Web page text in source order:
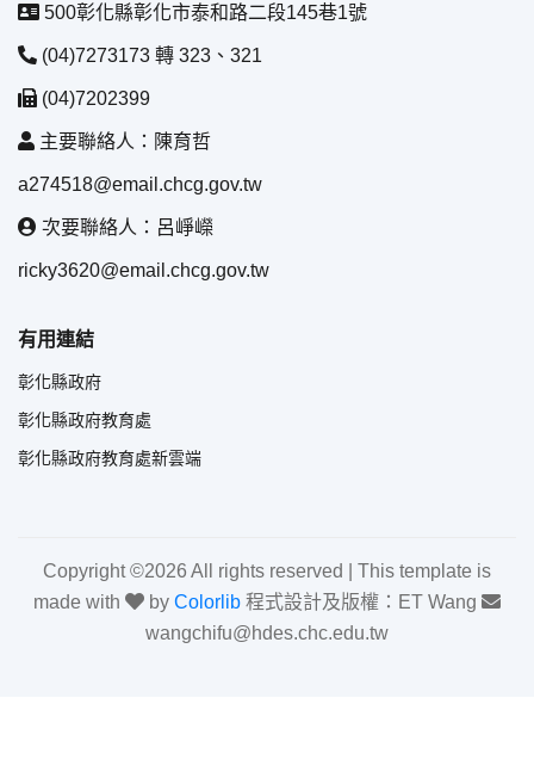
500彰化縣彰化市泰和路二段145巷1號
(04)7273173 轉 323、321
(04)7202399
主要聯絡人：陳育哲
a274518@email.chcg.gov.tw
次要聯絡人：呂崢嶸
ricky3620@email.chcg.gov.tw
有用連結
彰化縣政府
彰化縣政府教育處
彰化縣政府教育處新雲端
Copyright ©2026 All rights reserved | This template is
made with
by Colorlib 程式設計及版權：ET Wang
wangchifu@hdes.chc.edu.tw